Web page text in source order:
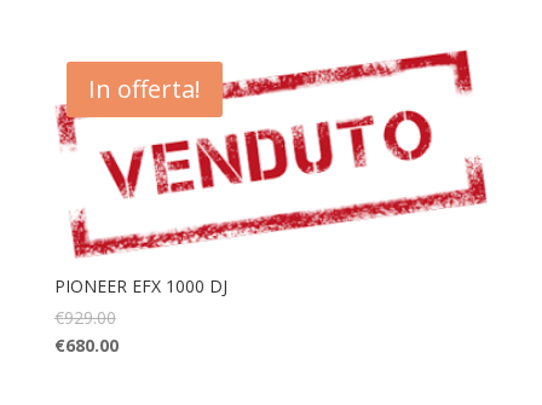
In offerta!
PIONEER EFX 1000 DJ
€929.00
€680.00